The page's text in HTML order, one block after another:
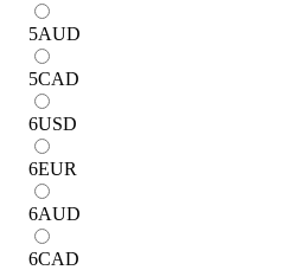
5AUD
5CAD
6USD
6EUR
6AUD
6CAD